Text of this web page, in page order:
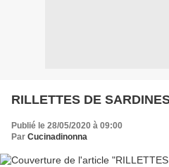
RILLETTES DE
Publié le 28/05/2020 à 09:00
Par Cucinadinonna